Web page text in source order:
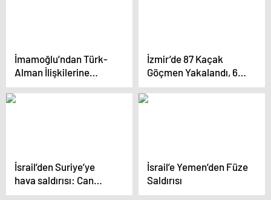
İmamoğlu’ndan Türk-
Alman İlişkilerine
Vurgu
İzmir’de 87 Kaçak
Göçmen Yakalandı, 61
Göçmen Kurtarıldı
İsrail’den Suriye’ye
hava saldırısı: Can
kaybı 84’e yükseldi
İsrail’e Yemen’den Füze
Saldırısı